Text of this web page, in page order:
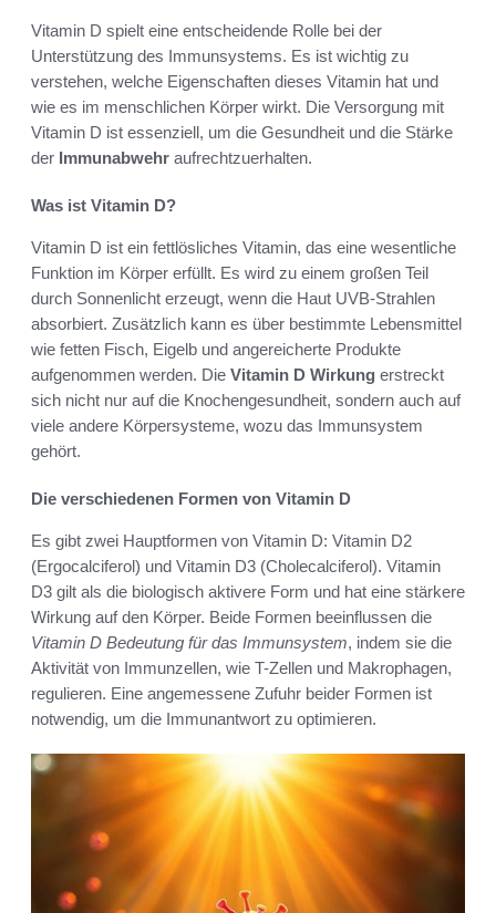
Vitamin D spielt eine entscheidende Rolle bei der
Unterstützung des Immunsystems. Es ist wichtig zu
verstehen, welche Eigenschaften dieses Vitamin hat und
wie es im menschlichen Körper wirkt. Die Versorgung mit
Vitamin D ist essenziell, um die Gesundheit und die Stärke
der Immunabwehr aufrechtzuerhalten.
Was ist Vitamin D?
Vitamin D ist ein fettlösliches Vitamin, das eine wesentliche
Funktion im Körper erfüllt. Es wird zu einem großen Teil
durch Sonnenlicht erzeugt, wenn die Haut UVB-Strahlen
absorbiert. Zusätzlich kann es über bestimmte Lebensmittel
wie fetten Fisch, Eigelb und angereicherte Produkte
aufgenommen werden. Die Vitamin D Wirkung erstreckt
sich nicht nur auf die Knochengesundheit, sondern auch auf
viele andere Körpersysteme, wozu das Immunsystem
gehört.
Die verschiedenen Formen von Vitamin D
Es gibt zwei Hauptformen von Vitamin D: Vitamin D2
(Ergocalciferol) und Vitamin D3 (Cholecalciferol). Vitamin
D3 gilt als die biologisch aktivere Form und hat eine stärkere
Wirkung auf den Körper. Beide Formen beeinflussen die
Vitamin D Bedeutung für das Immunsystem, indem sie die
Aktivität von Immunzellen, wie T-Zellen und Makrophagen,
regulieren. Eine angemessene Zufuhr beider Formen ist
notwendig, um die Immunantwort zu optimieren.